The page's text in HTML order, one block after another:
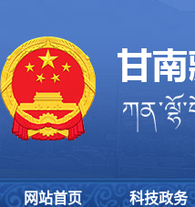
网站首页 科技政务